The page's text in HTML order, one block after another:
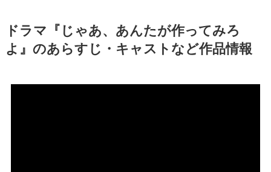
ドラマ『じゃあ、あんたが作ってみろ
よ』のあらすじ・キャストなど作品情報